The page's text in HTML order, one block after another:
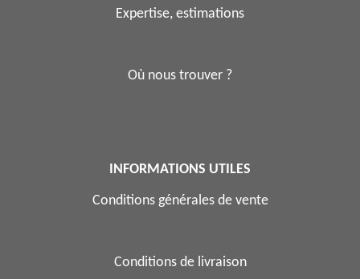
Expertise, estimations
Où nous trouver ?
INFORMATIONS UTILES
Conditions générales de vente
Conditions de livraison